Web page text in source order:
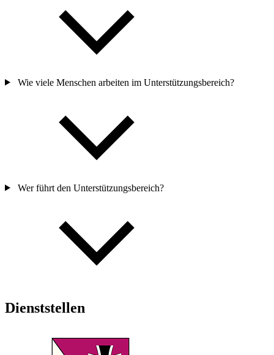
Wie viele Menschen arbeiten im Unterstützungsbereich?
Wer führt den Unterstützungsbereich?
Dienststellen